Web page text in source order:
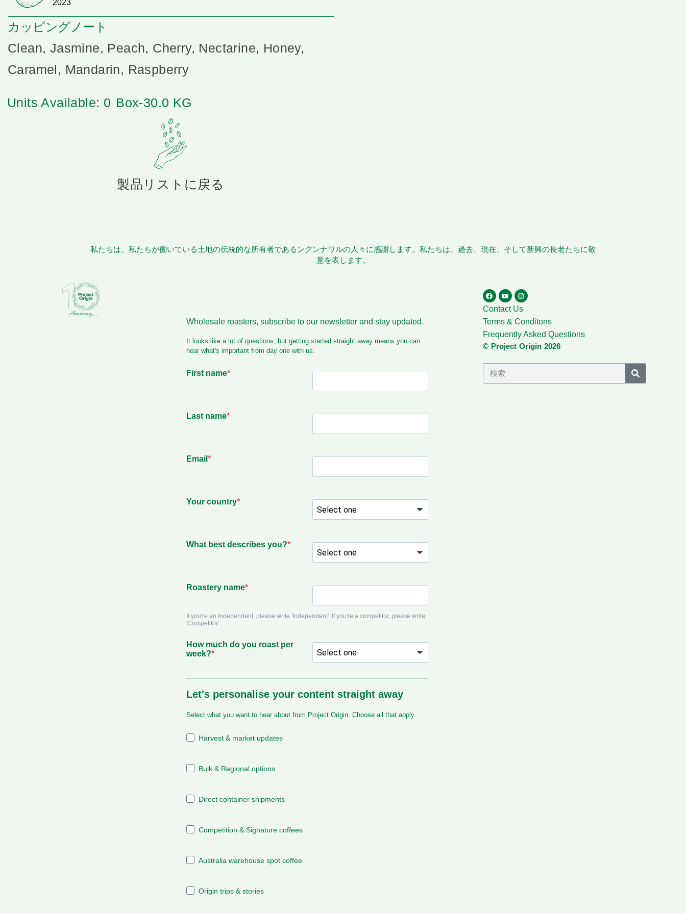
2023
カッピングノート
Clean, Jasmine, Peach, Cherry, Nectarine, Honey,
Caramel, Mandarin, Raspberry
Units Available: 0 Box-30.0 KG
製品リストに戻る
私たちは、私たちが働いている土地の伝統的な所有者であるングンナワルの人々に感謝します。私たちは、過去、現在、そして新興の長老たちに敬
意を表します。
Contact Us
Terms & Conditons
Frequently Asked Questions
© Project Origin 2026